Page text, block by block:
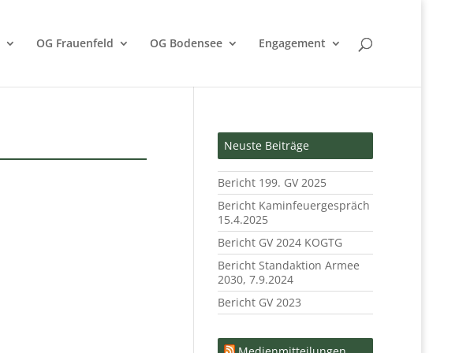
OG Frauenfeld OG Bodensee Engagement
Neuste Beiträge
Bericht 199. GV 2025
Bericht Kaminfeuergespräch
15.4.2025
Bericht GV 2024 KOGTG
Bericht Standaktion Armee
2030, 7.9.2024
Bericht GV 2023